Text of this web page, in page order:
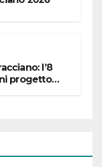
l’8
progetto